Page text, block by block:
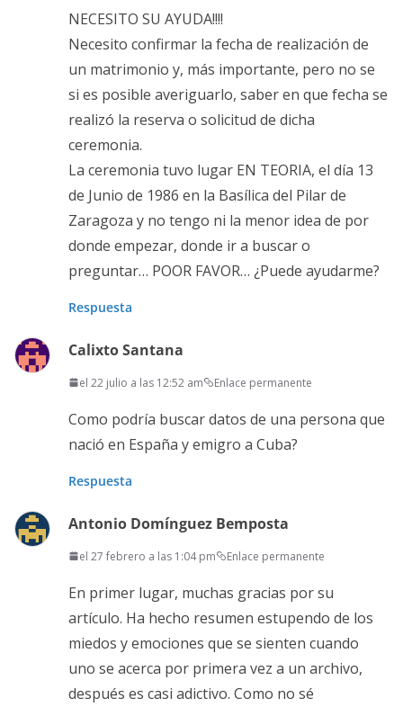
NECESITO SU AYUDA!!!!
Necesito confirmar la fecha de realización de
un matrimonio y, más importante, pero no se
si es posible averiguarlo, saber en que fecha se
realizó la reserva o solicitud de dicha
ceremonia.
La ceremonia tuvo lugar EN TEORIA, el día 13
de Junio de 1986 en la Basílica del Pilar de
Zaragoza y no tengo ni la menor idea de por
donde empezar, donde ir a buscar o
preguntar… POOR FAVOR… ¿Puede ayudarme?
Respuesta
Calixto Santana
el 22 julio a las 12:52 am Enlace permanente
Como podría buscar datos de una persona que
nació en España y emigro a Cuba?
Respuesta
Antonio Domínguez Bemposta
el 27 febrero a las 1:04 pm Enlace permanente
En primer lugar, muchas gracias por su
artículo. Ha hecho resumen estupendo de los
miedos y emociones que se sienten cuando
uno se acerca por primera vez a un archivo,
después es casi adictivo. Como no sé